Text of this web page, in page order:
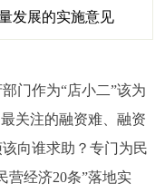
政策服务
发展的实施意见
门作为“店小二”该为
关注的融资难、融资
向谁求助？专门为民
营经济20条”落地实